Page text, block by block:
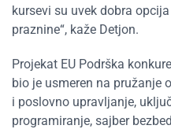
kursevi su uvek dobra
praznine“, kaže Detjon.
Projekat EU Podrška
bio je usmeren na pružanje
i poslovno upravljanje,
programiranje, sajber